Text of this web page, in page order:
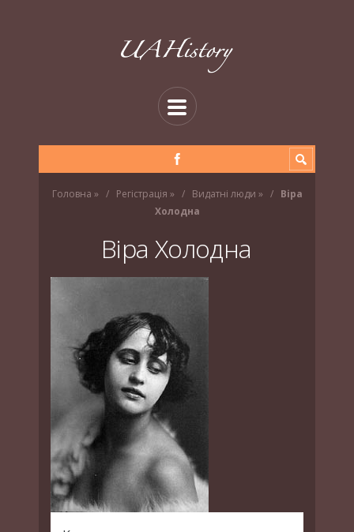
Головна » Регістрація » Видатні люди »
Віра
Холодна
Віра Холодна